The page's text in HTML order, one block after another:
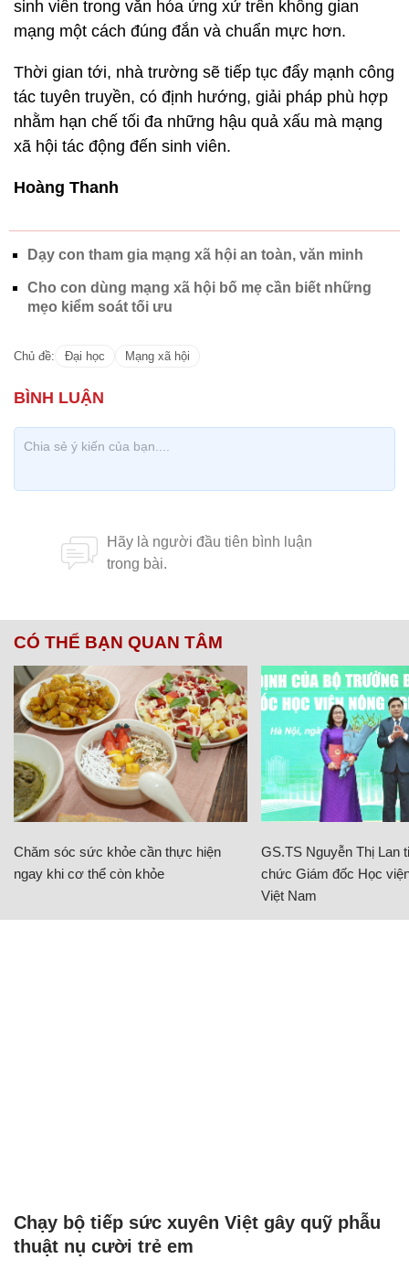
sinh viên trong văn hóa ứng xử trên không gian
mạng một cách đúng đắn và chuẩn mực hơn.
Thời gian tới, nhà trường sẽ tiếp tục đẩy mạnh công
tác tuyên truyền, có định hướng, giải pháp phù hợp
nhằm hạn chế tối đa những hậu quả xấu mà mạng
xã hội tác động đến sinh viên.
Hoàng Thanh
Dạy con tham gia mạng xã hội an toàn, văn minh
Cho con dùng mạng xã hội bố mẹ cần biết những
mẹo kiểm soát tối ưu
Chủ đề: Đại học Mạng xã hội
CÓ THỂ BẠN QUAN TÂM
Chăm sóc sức khỏe cần thực hiện
ngay khi cơ thể còn khỏe
GS.TS Nguyễn Thị Lan
chức Giám đốc Học
Việt Nam
Chạy bộ tiếp sức xuyên Việt gây quỹ phẫu
thuật nụ cười trẻ em